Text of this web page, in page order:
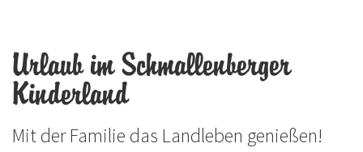
Urlaub im Schmallenberger
Kinderland
Mit der Familie das Landleben genießen!